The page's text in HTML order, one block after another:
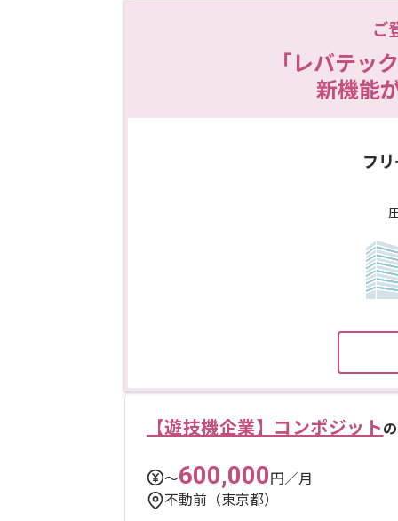
ご
「レバテッ
新機能
フ
【遊技機企業】コンポジット
〜600,000円／月
不動前（東京都）